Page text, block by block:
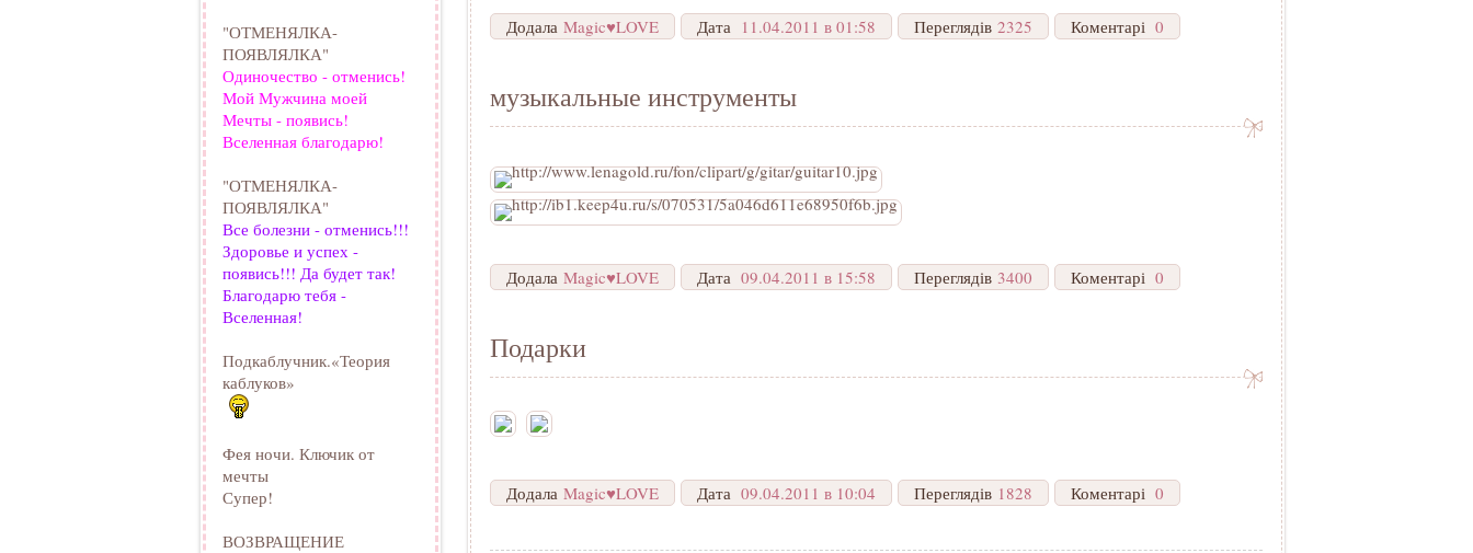
Додала Magic♥LOVE Дата 11.04.2011 в 01:58 Переглядів 2325 Коментарі 0
музыкальные инструменты
Додала Magic♥LOVE Дата 09.04.2011 в 15:58 Переглядів 3400 Коментарі 0
Подарки
Додала Magic♥LOVE Дата 09.04.2011 в 10:04 Переглядів 1828 Коментарі 0
"ОТМЕНЯЛКА-
ПОЯВЛЯЛКА"
Одиночество - отменись!
Мой Мужчина моей
Мечты - появись!
Вселенная благодарю!
"ОТМЕНЯЛКА-
ПОЯВЛЯЛКА"
Все болезни - отменись!!!
Здоровье и успех -
появись!!! Да будет так!
Благодарю тебя -
Вселенная!
Подкаблучник.«Теория
каблуков»
Фея ночи. Ключик от
мечты
Супер!
ВОЗВРАЩЕНИЕ